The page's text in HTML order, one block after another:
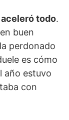
todo.
buen
perdonado
es cómo
año estuvo
con